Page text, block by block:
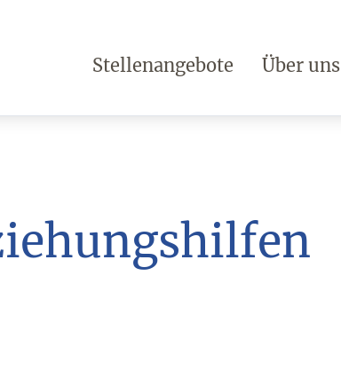
Stellenangebote Über uns